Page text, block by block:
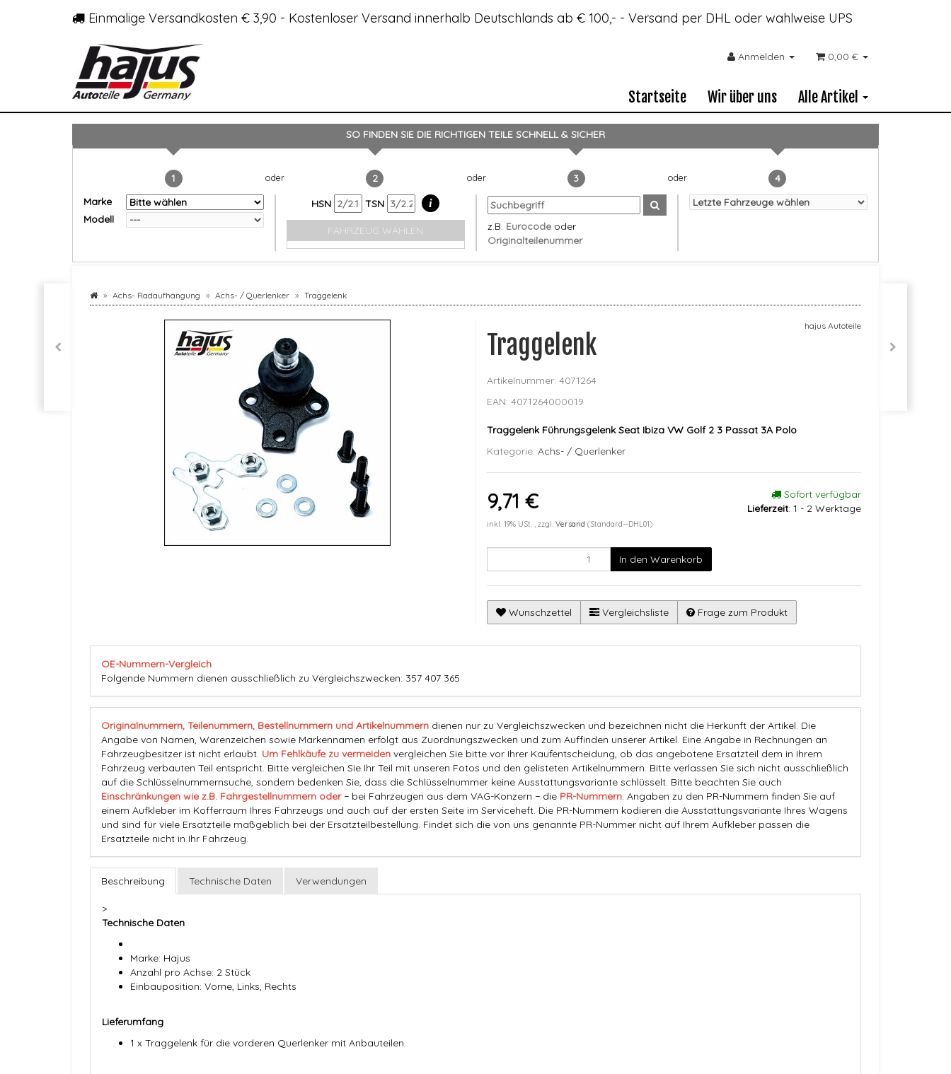
Einmalige Versandkosten € 3,90 - Kostenloser Versand innerhalb Deutschlands ab € 100,- - Versand per DHL oder wahlweise UPS
Anmelden 0,00 €
Startseite Wir über uns Alle Artikel
SO FINDEN SIE DIE RICHTIGEN TEILE SCHNELL & SICHER
1
Marke
Modell
2
HSN
TSN i
FAHRZEUG WÄHLEN
3
z.B. Eurocode oder
Originalteilenummer
4
Achs- Radaufhängung Achs- / Querlenker Traggelenk
hajus Autoteile
Traggelenk
Artikelnummer: 4071264
EAN: 4071264000019
Traggelenk Führungsgelenk Seat Ibiza VW Golf 2 3 Passat 3A Polo
Kategorie: Achs- / Querlenker
9,71 €
inkl. 19% USt. , zzgl. Versand (Standard--DHL01)
Sofort verfügbar
Lieferzeit: 1 - 2 Werktage
In den Warenkorb
Wunschzettel Vergleichsliste Frage zum Produkt
OE-Nummern-Vergleich
Folgende Nummern dienen ausschließlich zu Vergleichszwecken: 357 407 365
Originalnummern, Teilenummern, Bestellnummern und Artikelnummern dienen nur zu Vergleichszwecken und bezeichnen nicht die Herkunft der Artikel. Die
Angabe von Namen, Warenzeichen sowie Markennamen erfolgt aus Zuordnungszwecken und zum Auffinden unserer Artikel. Eine Angabe in Rechnungen an
Fahrzeugbesitzer ist nicht erlaubt. Um Fehlkäufe zu vermeiden vergleichen Sie bitte vor Ihrer Kaufentscheidung, ob das angebotene Ersatzteil dem in Ihrem
Fahrzeug verbauten Teil entspricht. Bitte vergleichen Sie Ihr Teil mit unseren Fotos und den gelisteten Artikelnummern. Bitte verlassen Sie sich nicht ausschließlich
auf die Schlüsselnummernsuche, sondern bedenken Sie, dass die Schlüsselnummer keine Ausstattungsvariante schlüsselt. Bitte beachten Sie auch
Einschränkungen wie z.B. Fahrgestellnummern oder− bei Fahrzeugen aus dem VAG-Konzern − die PR-Nummern. Angaben zu den PR-Nummern finden Sie auf
einem Aufkleber im Kofferraum Ihres Fahrzeugs und auch auf der ersten Seite im Serviceheft. Die PR-Nummern kodieren die Ausstattungsvariante Ihres Wagens
und sind für viele Ersatzteile maßgeblich bei der Ersatzteilbestellung. Findet sich die von uns genannte PR-Nummer nicht auf Ihrem Aufkleber passen die
Ersatzteile nicht in Ihr Fahrzeug.
Beschreibung Technische Daten Verwendungen
>
Technische Daten
Marke: Hajus
Anzahl pro Achse: 2 Stück
Einbauposition: Vorne, Links, Rechts
Lieferumfang
1 x Traggelenk für die vorderen Querlenker mit Anbauteilen